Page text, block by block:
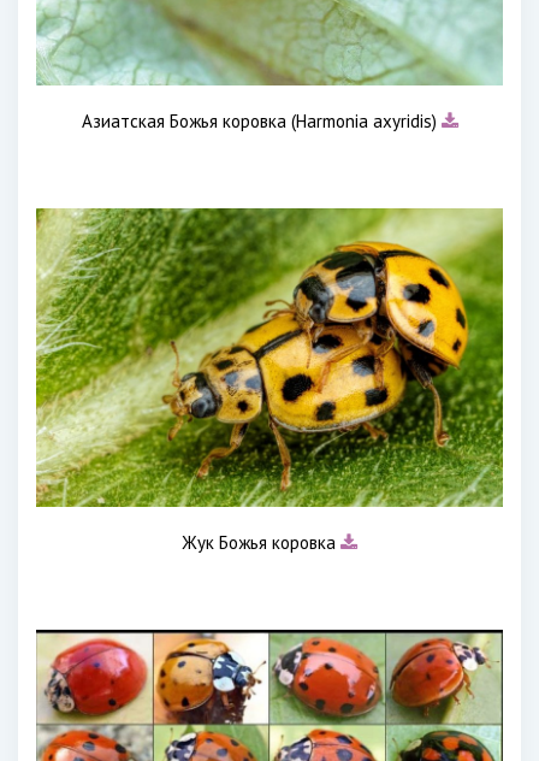
Азиатская Божья коровка (Harmonia axyridis)
Жук Божья коровка